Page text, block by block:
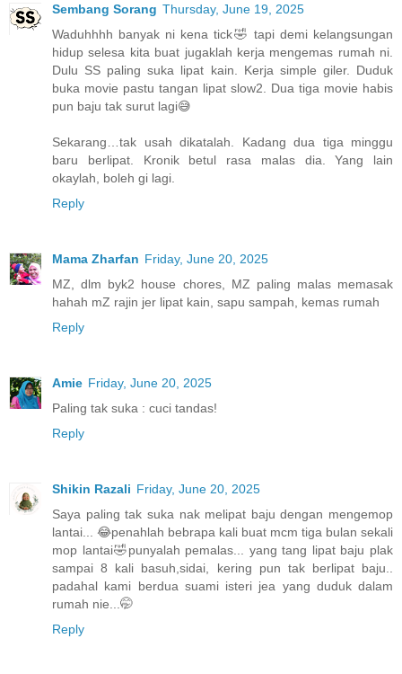
Sembang Sorang Thursday, June 19, 2025
Waduhhhh banyak ni kena tick🤣 tapi demi kelangsungan
hidup selesa kita buat jugaklah kerja mengemas rumah ni.
Dulu SS paling suka lipat kain. Kerja simple giler. Duduk
buka movie pastu tangan lipat slow2. Dua tiga movie habis
pun baju tak surut lagi😅
Sekarang…tak usah dikatalah. Kadang dua tiga minggu
baru berlipat. Kronik betul rasa malas dia. Yang lain
okaylah, boleh gi lagi.
Reply
Mama Zharfan Friday, June 20, 2025
MZ, dlm byk2 house chores, MZ paling malas memasak
hahah mZ rajin jer lipat kain, sapu sampah, kemas rumah
Reply
Amie Friday, June 20, 2025
Paling tak suka : cuci tandas!
Reply
Shikin Razali Friday, June 20, 2025
Saya paling tak suka nak melipat baju dengan mengemop
lantai... 😂penahlah bebrapa kali buat mcm tiga bulan sekali
mop lantai🤣punyalah pemalas... yang tang lipat baju plak
sampai 8 kali basuh,sidai, kering pun tak berlipat baju..
padahal kami berdua suami isteri jea yang duduk dalam
rumah nie...🤭
Reply